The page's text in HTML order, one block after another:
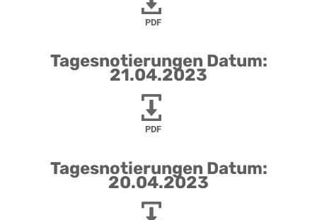
PDF
Tagesnotierungen Datum:
21.04.2023
PDF
Tagesnotierungen Datum:
20.04.2023